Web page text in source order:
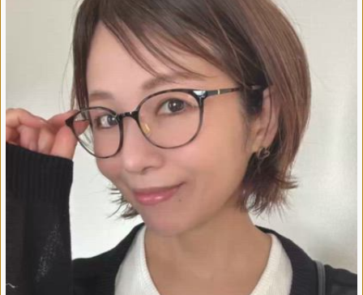
SHOPPING
エクラプレミアム通販
売れ筋ランキング
エクラ掲載品
エクラ限定アイテム
イーバイエクラ